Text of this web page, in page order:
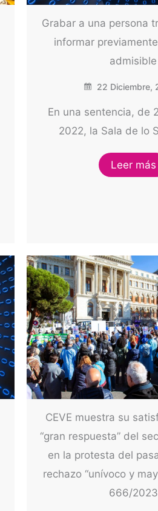
Grabar a una persona
informar
admisible
22 Diciembre,
En una sentencia, de
2022, la Sala de lo
Leer más
CEVE muestra su
“gran respuesta” del
en la protesta del
rechazo “unívoco y
666/2023